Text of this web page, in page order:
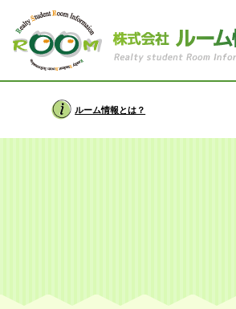
ルーム情報とは？